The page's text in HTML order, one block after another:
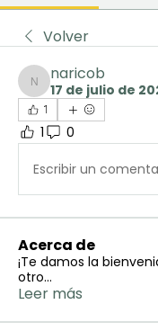
Volver
naricob
naricob
17 de julio de
1
1 0
Escribir un
Acerca de
¡Te damos la
otro...
Leer más